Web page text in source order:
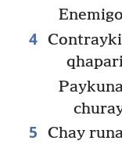
4
5
Chay